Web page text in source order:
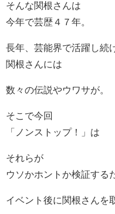
そんな関根さんは
今年で芸歴４７年。
長年、芸能界で活躍し続
関根さんには
数々の伝説やウワサが。
そこで今回
「ノンストップ！」は
それらが
ウソかホントか検証する
イベント後に関根さんを